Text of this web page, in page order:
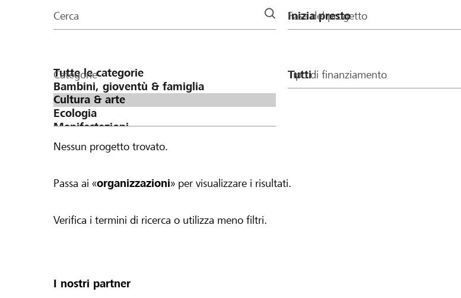
della
Cerca Fase del progetto
Categorie Tipo di finanziamento
Nessun progetto trovato.
Passa ai «organizzazioni» per visualizzare i risultati.
Verifica i termini di ricerca o utilizza meno filtri.
I nostri partner